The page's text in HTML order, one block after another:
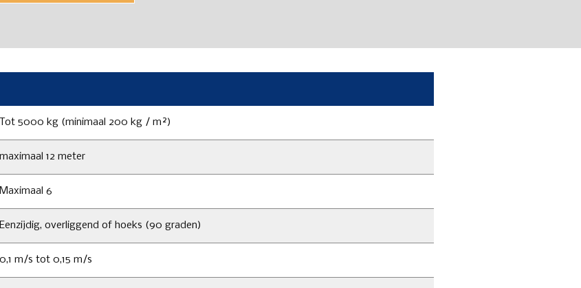
Tot 5000 kg (minimaal 200 kg / m²)
maximaal 12 meter
Maximaal 6
Eenzijdig, overliggend of hoeks (90 graden)
0,1 m/s tot 0,15 m/s